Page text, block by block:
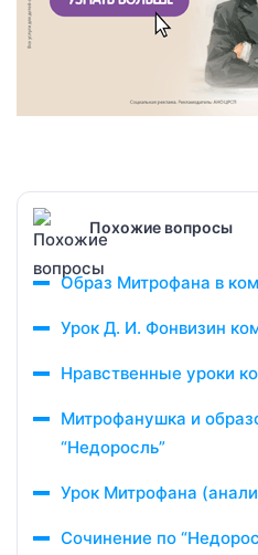
Похожие вопросы
Образ Митрофана в
Урок Д. И. Фонвизин
Нравственные уроки
Митрофанушка и
“Недоросль”
Урок Митрофана
Сочинение по